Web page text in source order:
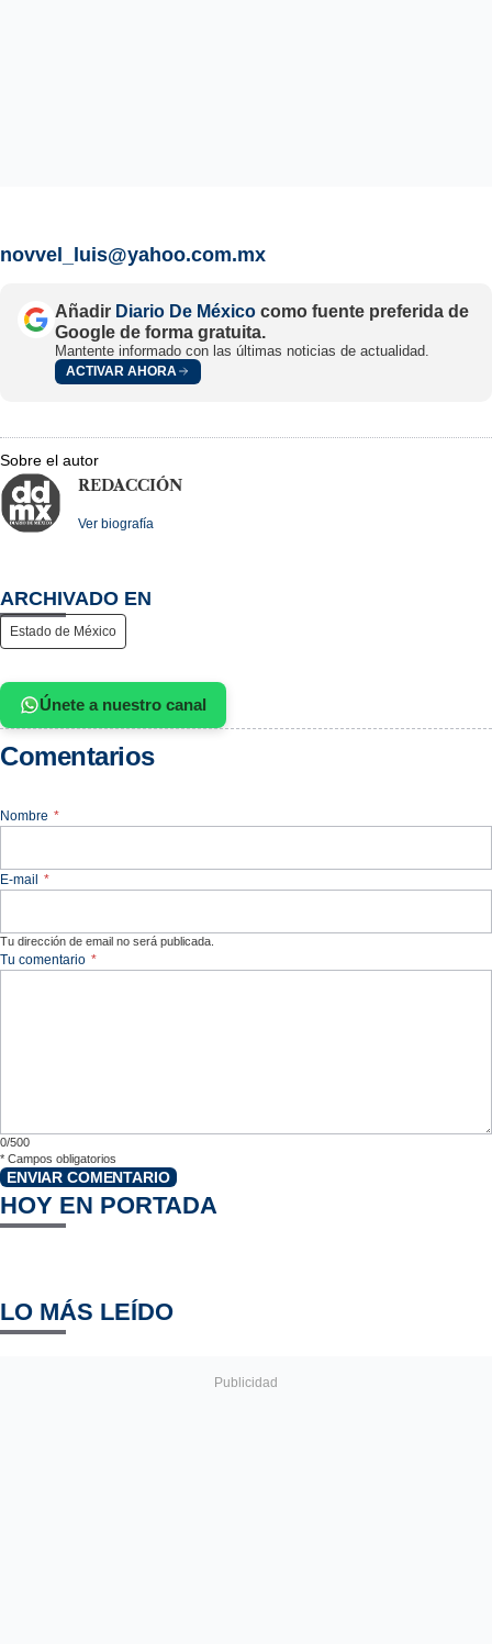
novvel_luis@yahoo.com.mx
Añadir Diario De México como fuente preferida de
Google de forma gratuita.
Mantente informado con las últimas noticias de actualidad.
ACTIVAR AHORA
Sobre el autor
REDACCIÓN
Ver biografía
ARCHIVADO EN
Estado de México
Únete a nuestro canal
Comentarios
Nombre *
E-mail *
Tu dirección de email no será publicada.
Tu comentario *
0/500
* Campos obligatorios
ENVIAR COMENTARIO
HOY EN PORTADA
LO MÁS LEÍDO